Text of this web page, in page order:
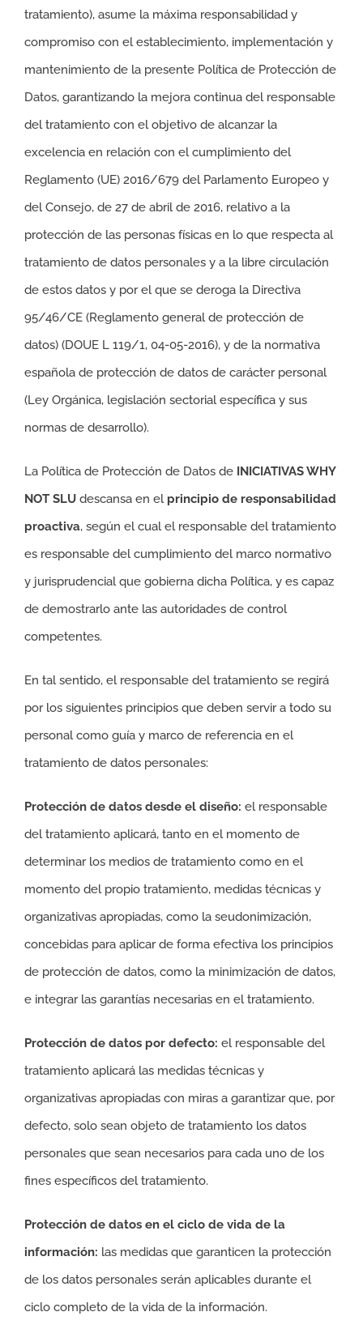
tratamiento), asume la máxima responsabilidad y
compromiso con el establecimiento, implementación y
mantenimiento de la presente Política de Protección de
Datos, garantizando la mejora continua del responsable
del tratamiento con el objetivo de alcanzar la
excelencia en relación con el cumplimiento del
Reglamento (UE) 2016/679 del Parlamento Europeo y
del Consejo, de 27 de abril de 2016, relativo a la
protección de las personas físicas en lo que respecta al
tratamiento de datos personales y a la libre circulación
de estos datos y por el que se deroga la Directiva
95/46/CE (Reglamento general de protección de
datos) (DOUE L 119/1, 04-05-2016), y de la normativa
española de protección de datos de carácter personal
(Ley Orgánica, legislación sectorial específica y sus
normas de desarrollo).
La Política de Protección de Datos de INICIATIVAS WHY
NOT SLU descansa en el principio de responsabilidad
proactiva, según el cual el responsable del tratamiento
es responsable del cumplimiento del marco normativo
y jurisprudencial que gobierna dicha Política, y es capaz
de demostrarlo ante las autoridades de control
competentes.
En tal sentido, el responsable del tratamiento se regirá
por los siguientes principios que deben servir a todo su
personal como guía y marco de referencia en el
tratamiento de datos personales:
Protección de datos desde el diseño: el responsable
del tratamiento aplicará, tanto en el momento de
determinar los medios de tratamiento como en el
momento del propio tratamiento, medidas técnicas y
organizativas apropiadas, como la seudonimización,
concebidas para aplicar de forma efectiva los principios
de protección de datos, como la minimización de datos,
e integrar las garantías necesarias en el tratamiento.
Protección de datos por defecto: el responsable del
tratamiento aplicará las medidas técnicas y
organizativas apropiadas con miras a garantizar que, por
defecto, solo sean objeto de tratamiento los datos
personales que sean necesarios para cada uno de los
fines específicos del tratamiento.
Protección de datos en el ciclo de vida de la
información: las medidas que garanticen la protección
de los datos personales serán aplicables durante el
ciclo completo de la vida de la información.